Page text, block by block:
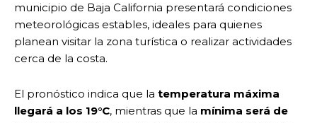
municipio de Baja California presentará condiciones
meteorológicas estables, ideales para quienes
planean visitar la zona turística o realizar actividades
cerca de la costa.
El pronóstico indica que la temperatura máxima
llegará a los 19°C, mientras que la mínima será de